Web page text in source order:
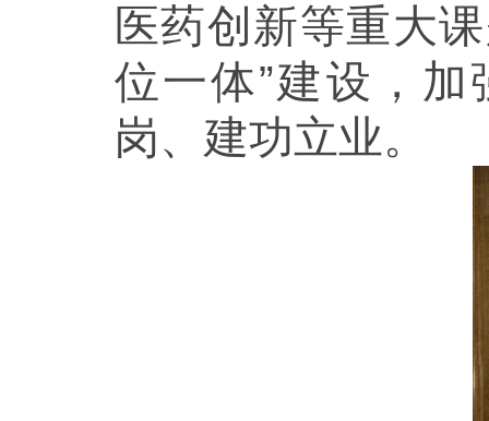
医药创新等重大
位一体”建设，
岗、建功立业。